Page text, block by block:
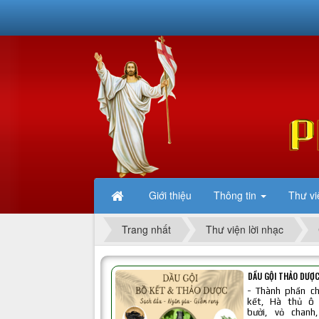
Giới thiệu Thông tin Thư
Trang nhất Thư viện lời nhạc